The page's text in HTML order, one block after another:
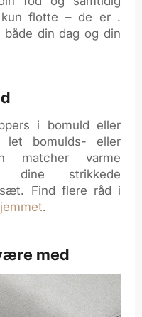
flotte – de er .
din dag og din
i bomuld eller
bomulds- eller
matcher varme
dine strikkede
Find flere råd i
.
med